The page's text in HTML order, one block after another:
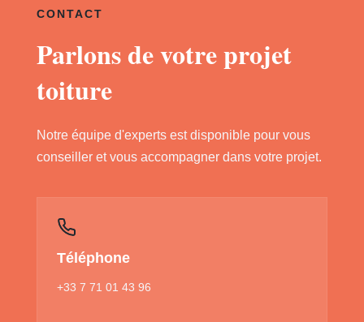
CONTACT
Parlons de votre projet
toiture
Notre équipe d'experts est disponible pour vous
conseiller et vous accompagner dans votre projet.
Téléphone
+33 7 71 01 43 96